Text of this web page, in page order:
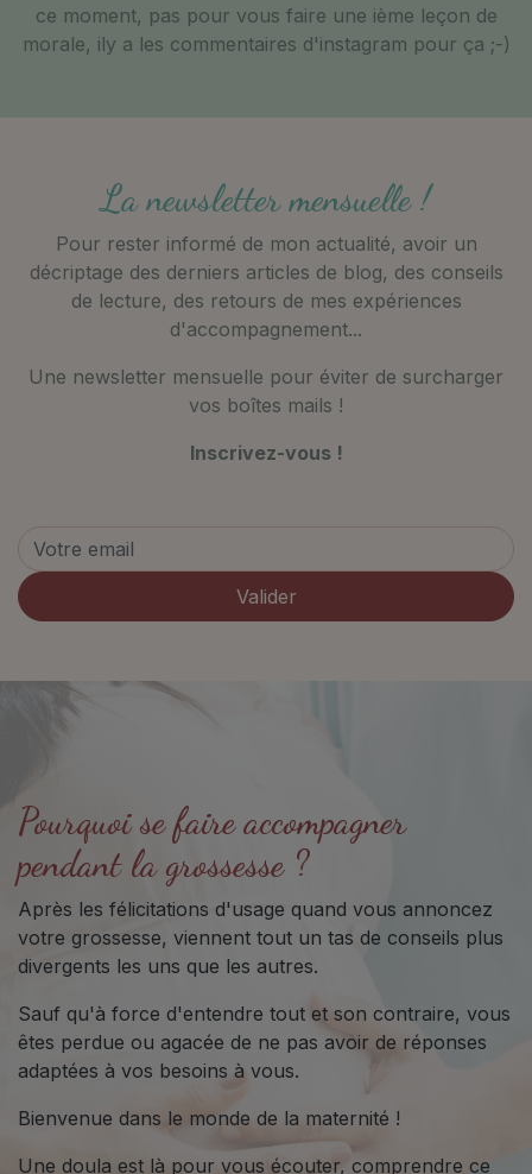
ce moment, pas pour vous faire une ième leçon de
morale, ily a les commentaires d'instagram pour ça ;-)
La newsletter mensuelle !
Pour rester informé de mon actualité, avoir un
décriptage des derniers articles de blog, des conseils
de lecture, des retours de mes expériences
d'accompagnement...
Une newsletter mensuelle pour éviter de surcharger
vos boîtes mails !
Inscrivez-vous !
Valider
Pourquoi se faire accompagner
pendant la grossesse ?
Après les félicitations d'usage quand vous annoncez
votre grossesse, viennent tout un tas de conseils plus
divergents les uns que les autres.
Sauf qu'à force d'entendre tout et son contraire, vous
êtes perdue ou agacée de ne pas avoir de réponses
adaptées à vos besoins à vous.
Bienvenue dans le monde de la maternité !
Une doula est là pour vous écouter, comprendre ce